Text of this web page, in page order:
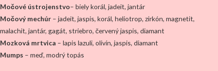
Močové ústrojenstvo– biely korál, jadeit, jantár
Močový mechúr – jadeit, jaspis, korál, heliotrop, zirkón, magnetit,
malachit, jantár, gagát, striebro, červený jaspis, diamant
Mozková mrtvica – lapis lazuli, olivín, jaspis, diamant
Mumps – meď, modrý topás